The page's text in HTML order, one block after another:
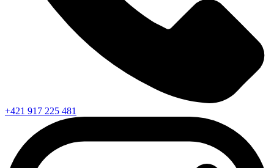
+421 917 225 481